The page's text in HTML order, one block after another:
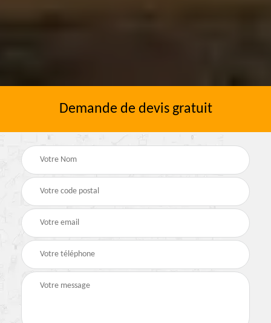
Demande de devis gratuit